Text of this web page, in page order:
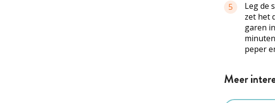
5
Leg de
zet het
garen
peper
Meer